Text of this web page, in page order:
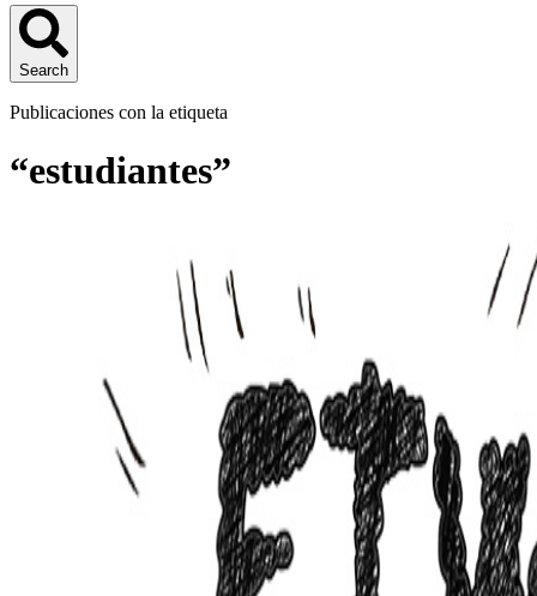
Search
Publicaciones con la etiqueta
“estudiantes”